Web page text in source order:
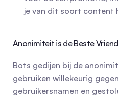
je van dit soort content
Anonimiteit is de Beste
Bots gedijen bij de
gebruiken willekeurig
gebruikersnamen en